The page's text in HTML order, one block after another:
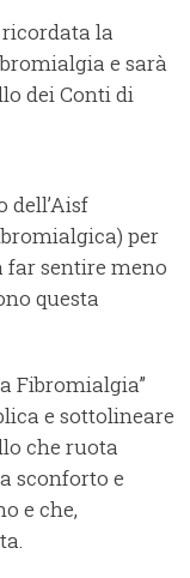
la
e sarà
dei Conti di
dell’Aisf
per
sentire meno
questa
Fibromialgia”
e sottolineare
che ruota
sconforto e
e che,